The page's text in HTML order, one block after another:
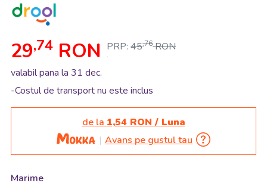
29,74 RON PRP: 45,76 RON
.
valabil pana la 31 dec.
-Costul de transport nu este inclus
de la 1,54 RON / Luna
Avans pe gustul tau
Marime